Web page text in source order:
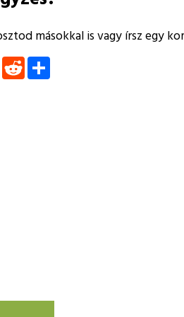
másokkal is vagy írsz egy
Mastodon
Reddit